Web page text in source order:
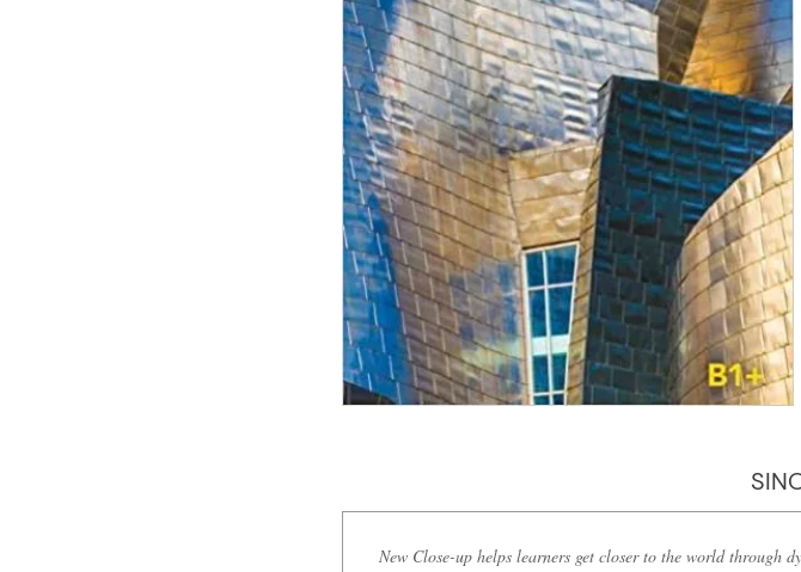
New Close-up helps learners get closer to the world through